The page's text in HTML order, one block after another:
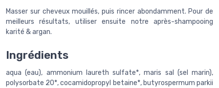
Masser sur cheveux mouillés, puis rincer abondamment. Pour de
meilleurs résultats, utiliser ensuite notre après-shampooing
karité & argan.
Ingrédients
aqua (eau), ammonium laureth sulfate*, maris sal (sel marin),
polysorbate 20*, cocamidopropyl betaine*, butyrospermum parkii